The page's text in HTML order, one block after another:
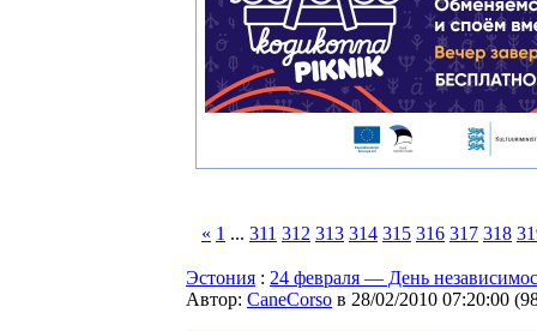
« 1 ... 311 312 313 314 315 316 317 318
Эстония : 24 февраля — День
Автор: CaneCorso в 28/02/2010 07:20:00 (